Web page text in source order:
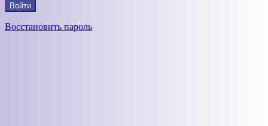
Восстановить пароль